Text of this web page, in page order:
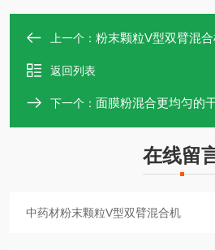
上一个： 粉末颗粒V型双臂混
返回列表
下一个： 面膜粉混合更均匀的
在线留